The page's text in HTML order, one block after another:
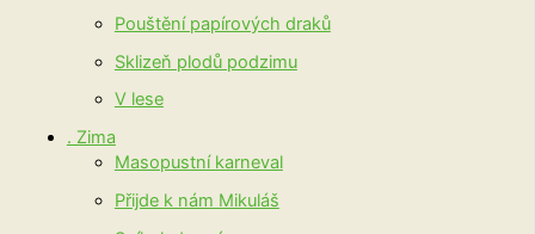
Pouštění papírových draků
Sklizeň plodů podzimu
V lese
. Zima
Masopustní karneval
Přijde k nám Mikuláš